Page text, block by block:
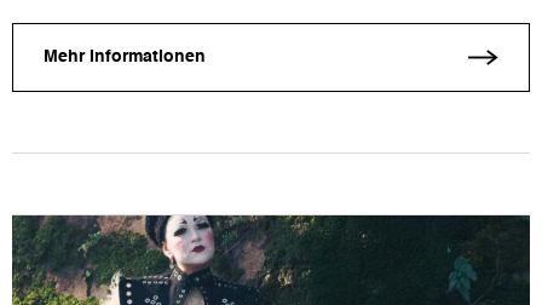
Mehr Informationen